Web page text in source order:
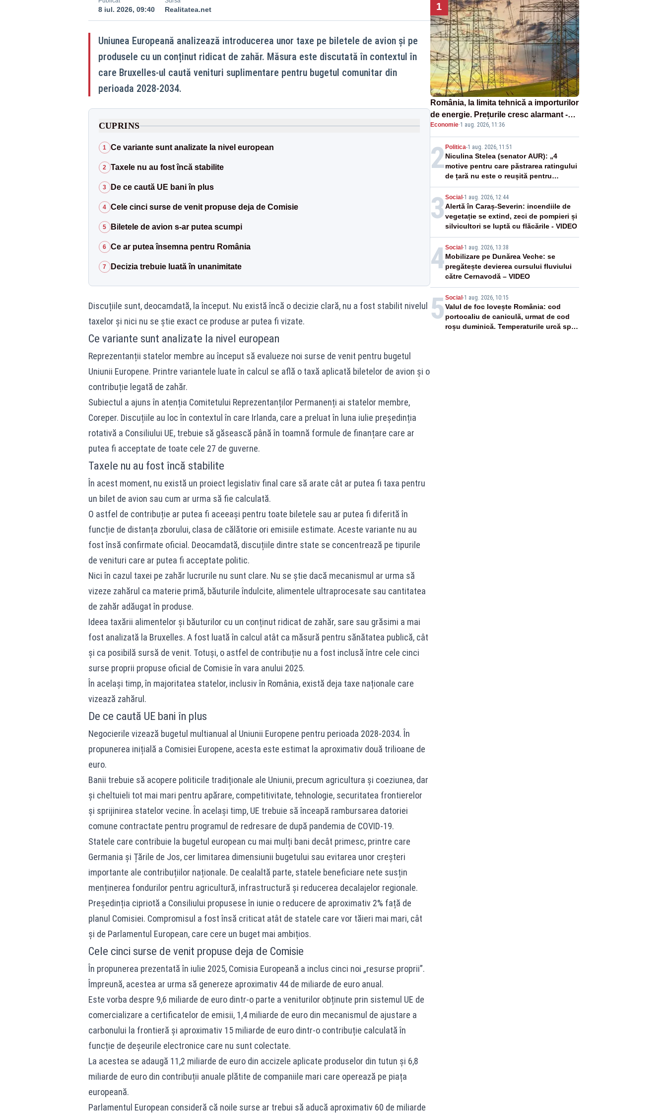
8 iul. 2026, 09:40 Realitatea.net
Uniunea Europeană analizează introducerea unor taxe pe biletele de avion și pe
produsele cu un conținut ridicat de zahăr. Măsura este discutată în contextul în
care Bruxelles-ul caută venituri suplimentare pentru bugetul comunitar din
perioada 2028-2034.
CUPRINS
1 Ce variante sunt analizate la nivel european
2 Taxele nu au fost încă stabilite
3 De ce caută UE bani în plus
4 Cele cinci surse de venit propuse deja de Comisie
5 Biletele de avion s-ar putea scumpi
6 Ce ar putea însemna pentru România
7 Decizia trebuie luată în unanimitate
Discuțiile sunt, deocamdată, la început. Nu există încă o decizie clară, nu a fost stabilit nivelul
taxelor și nici nu se știe exact ce produse ar putea fi vizate.
Ce variante sunt analizate la nivel european
Reprezentanții statelor membre au început să evalueze noi surse de venit pentru bugetul
Uniunii Europene. Printre variantele luate în calcul se află o taxă aplicată biletelor de avion și o
contribuție legată de zahăr.
Subiectul a ajuns în atenția Comitetului Reprezentanților Permanenți ai statelor membre,
Coreper. Discuțiile au loc în contextul în care Irlanda, care a preluat în luna iulie președinția
rotativă a Consiliului UE, trebuie să găsească până în toamnă formule de finanțare care ar
putea fi acceptate de toate cele 27 de guverne.
Taxele nu au fost încă stabilite
În acest moment, nu există un proiect legislativ final care să arate cât ar putea fi taxa pentru
un bilet de avion sau cum ar urma să fie calculată.
O astfel de contribuție ar putea fi aceeași pentru toate biletele sau ar putea fi diferită în
funcție de distanța zborului, clasa de călătorie ori emisiile estimate. Aceste variante nu au
fost însă confirmate oficial. Deocamdată, discuțiile dintre state se concentrează pe tipurile
de venituri care ar putea fi acceptate politic.
Nici în cazul taxei pe zahăr lucrurile nu sunt clare. Nu se știe dacă mecanismul ar urma să
vizeze zahărul ca materie primă, băuturile îndulcite, alimentele ultraprocesate sau cantitatea
de zahăr adăugat în produse.
Ideea taxării alimentelor și băuturilor cu un conținut ridicat de zahăr, sare sau grăsimi a mai
fost analizată la Bruxelles. A fost luată în calcul atât ca măsură pentru sănătatea publică, cât
și ca posibilă sursă de venit. Totuși, o astfel de contribuție nu a fost inclusă între cele cinci
surse proprii propuse oficial de Comisie în vara anului 2025.
În același timp, în majoritatea statelor, inclusiv în România, există deja taxe naționale care
vizează zahărul.
De ce caută UE bani în plus
Negocierile vizează bugetul multianual al Uniunii Europene pentru perioada 2028-2034. În
propunerea inițială a Comisiei Europene, acesta este estimat la aproximativ două trilioane de
euro.
Banii trebuie să acopere politicile tradiționale ale Uniunii, precum agricultura și coeziunea, dar
și cheltuieli tot mai mari pentru apărare, competitivitate, tehnologie, securitatea frontierelor
și sprijinirea statelor vecine. În același timp, UE trebuie să înceapă rambursarea datoriei
comune contractate pentru programul de redresare de după pandemia de COVID-19.
Statele care contribuie la bugetul european cu mai mulți bani decât primesc, printre care
Germania și Țările de Jos, cer limitarea dimensiunii bugetului sau evitarea unor creșteri
importante ale contribuțiilor naționale. De cealaltă parte, statele beneficiare nete susțin
menținerea fondurilor pentru agricultură, infrastructură și reducerea decalajelor regionale.
Președinția cipriotă a Consiliului propusese în iunie o reducere de aproximativ 2% față de
planul Comisiei. Compromisul a fost însă criticat atât de statele care vor tăieri mai mari, cât
și de Parlamentul European, care cere un buget mai ambițios.
Cele cinci surse de venit propuse deja de Comisie
În propunerea prezentată în iulie 2025, Comisia Europeană a inclus cinci noi „resurse proprii”.
Împreună, acestea ar urma să genereze aproximativ 44 de miliarde de euro anual.
Este vorba despre 9,6 miliarde de euro dintr-o parte a veniturilor obținute prin sistemul UE de
comercializare a certificatelor de emisii, 1,4 miliarde de euro din mecanismul de ajustare a
carbonului la frontieră și aproximativ 15 miliarde de euro dintr-o contribuție calculată în
funcție de deșeurile electronice care nu sunt colectate.
La acestea se adaugă 11,2 miliarde de euro din accizele aplicate produselor din tutun și 6,8
miliarde de euro din contribuții anuale plătite de companiile mari care operează pe piața
europeană.
Parlamentul European consideră că noile surse ar trebui să aducă aproximativ 60 de miliarde
1
România, la limita tehnică a importurilor
de energie. Prețurile cresc alarmant -
Analiză Realitatea Plus
Economie·1 aug. 2026, 11:36
2 Politica-1 aug. 2026, 11:51
Niculina Stelea (senator AUR): „4
motive pentru care păstrarea ratingului
de țară nu este o reușită pentru
Guvernul Bolojan”
3 Social -1 aug. 2026, 12:44
Alertă în Caraș-Severin: incendiile de
vegetație se extind, zeci de pompieri și
silvicultori se luptă cu flăcările - VIDEO
4Social -1 aug. 2026, 13:38
Mobilizare pe Dunărea Veche: se
pregătește devierea cursului fluviului
către Cernavodă – VIDEO
5 Social -1 aug. 2026, 10:15
Valul de foc lovește România: cod
portocaliu de caniculă, urmat de cod
roșu duminică. Temperaturile urcă spre